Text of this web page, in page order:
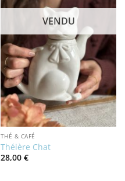
VENDU
THÉ & CAFÉ
Théière Chat
28,00 €